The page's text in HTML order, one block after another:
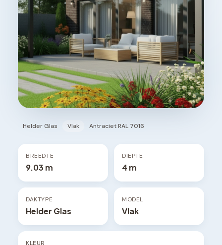
Helder Glas Vlak Antraciet RAL 7016
BREEDTE
9.03 m
DIEPTE
4 m
DAKTYPE
Helder Glas
MODEL
Vlak
KLEUR